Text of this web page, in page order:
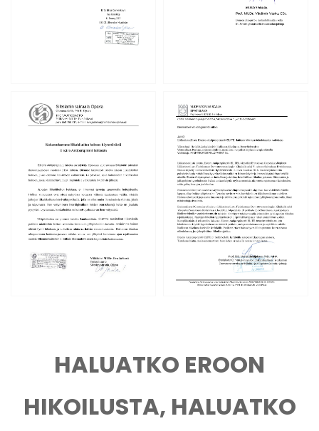
HALUATKO EROON
HIKOILUSTA, HALUATKO